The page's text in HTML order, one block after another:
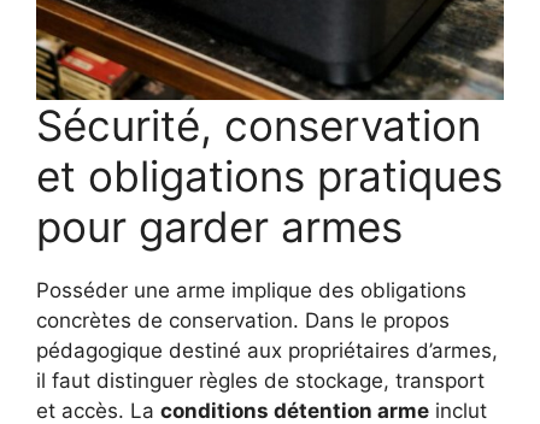
Sécurité, conservation
et obligations pratiques
pour garder armes
Posséder une arme implique des obligations
concrètes de conservation. Dans le propos
pédagogique destiné aux propriétaires d’armes,
il faut distinguer règles de stockage, transport
et accès. La conditions détention arme inclut